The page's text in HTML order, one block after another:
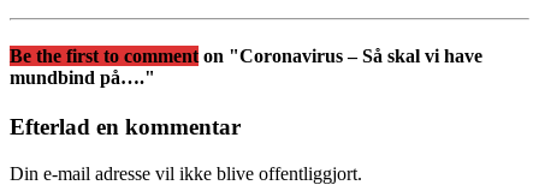
Be the first to comment on "Coronavirus – Så skal vi have
mundbind på…."
Efterlad en kommentar
Din e-mail adresse vil ikke blive offentliggjort.